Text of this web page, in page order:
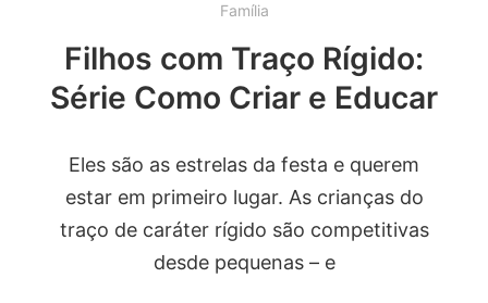
Família
Filhos com Traço Rígido:
Série Como Criar e Educar
Eles são as estrelas da festa e querem
estar em primeiro lugar. As crianças do
traço de caráter rígido são competitivas
desde pequenas – e